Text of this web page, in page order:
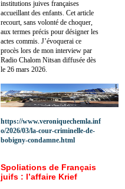
institutions juives françaises
accueillant des enfants. Cet article
recourt, sans volonté de choquer,
aux termes précis pour désigner les
actes commis. J’évoquerai ce
procès lors de mon interview par
Radio Chalom Nitsan diffusée dès
le 26 mars 2026.
https://www.veroniquechemla.inf
o/2026/03/la-cour-criminelle-de-
bobigny-condamne.html
Spoliations de Français
juifs : l’affaire Krief